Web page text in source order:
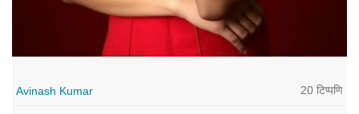
Avinash Kumar 20 टिप्पणि